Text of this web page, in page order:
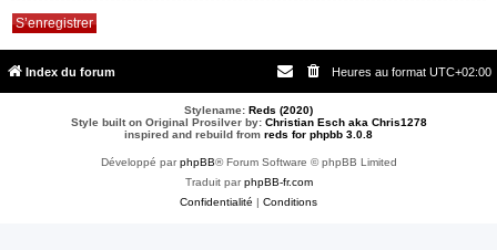
S’enregistrer
Index du forum Heures au format UTC+02:00
Stylename: Reds (2020)
Style built on Original Prosilver by: Christian Esch aka Chris1278
inspired and rebuild from reds for phpbb 3.0.8
Développé parphpBB® Forum Software © phpBB Limited
Traduit parphpBB-fr.com
Confidentialité
Conditions